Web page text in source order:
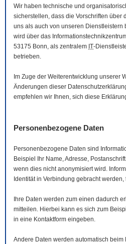
Wir haben technische und
sicherstellen, dass die Vorschriften über
uns als auch von unseren Dienstleistern
wird über das
53175 Bonn, als zentralem IT-
betrieben.
Im Zuge der Weiterentwicklung unserer
Änderungen dieser
empfehlen wir Ihnen, sich diese
Personenbezogene Daten
Personenbezogene Daten sind
Beispiel Ihr Name, Adresse,
wenn dies nicht anonymisiert wird.
Identität in Verbindung gebracht
Ihre Daten werden zum einen dadurch
mitteilen. Hierbei kann es sich zum
in eine Kontaktform eingeben.
Andere Daten werden automatisch beim